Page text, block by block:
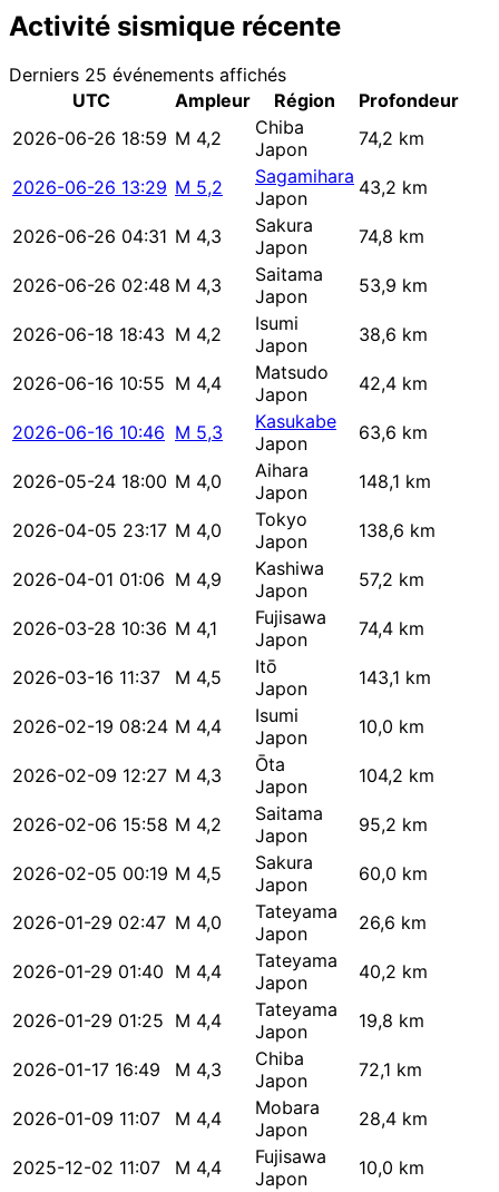
Activité sismique récente
Derniers 25 événements affichés
UTC
Ampleur Région
Profondeur
2026-06-26 18:59 M 4,2
Chiba
Japon
74,2 km
2026-06-26 13:29 M 5,2
Sagamihara
Japon
43,2 km
2026-06-26 04:31 M 4,3
Sakura
Japon
74,8 km
2026-06-26 02:48 M 4,3
Saitama
Japon
53,9 km
2026-06-18 18:43 M 4,2
Isumi
Japon
38,6 km
2026-06-16 10:55 M 4,4
Matsudo
Japon
42,4 km
2026-06-16 10:46 M 5,3
Kasukabe
Japon
63,6 km
2026-05-24 18:00 M 4,0
Aihara
Japon
148,1 km
2026-04-05 23:17 M 4,0
Tokyo
Japon
138,6 km
2026-04-01 01:06 M 4,9
Kashiwa
Japon
57,2 km
2026-03-28 10:36 M 4,1
Fujisawa
Japon
74,4 km
2026-03-16 11:37 M 4,5
Itō
Japon
143,1 km
2026-02-19 08:24 M 4,4
Isumi
Japon
10,0 km
2026-02-09 12:27 M 4,3
Ōta
Japon
104,2 km
2026-02-06 15:58 M 4,2
Saitama
Japon
95,2 km
2026-02-05 00:19 M 4,5
Sakura
Japon
60,0 km
2026-01-29 02:47 M 4,0
Tateyama
Japon
26,6 km
2026-01-29 01:40 M 4,4
Tateyama
Japon
40,2 km
2026-01-29 01:25 M 4,4
Tateyama
Japon
19,8 km
2026-01-17 16:49 M 4,3
Chiba
Japon
72,1 km
2026-01-09 11:07 M 4,4
Mobara
Japon
28,4 km
2025-12-02 11:07 M 4,4
Fujisawa
Japon
10,0 km